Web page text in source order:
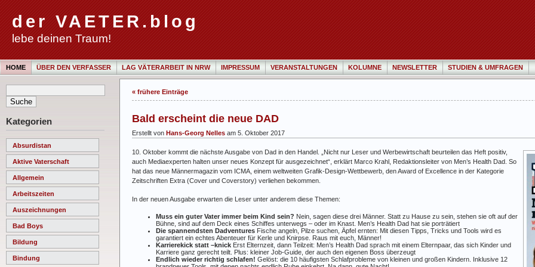
der VAETER.blog
lebe deinen Traum!
HOME ÜBER DEN VERFASSER LAG VÄTERARBEIT IN NRW IMPRESSUM VERANSTALTUNGEN KOLUMNE NEWSLETTER STUDIEN & UMFRAGEN
Kategorien
Absurdistan
Aktive Vaterschaft
Allgemein
Arbeitszeiten
Auszeichnungen
Bad Boys
Bildung
Bindung
« frühere Einträge
Bald erscheint die neue DAD
Erstellt von Hans-Georg Nelles am 5. Oktober 2017
10. Oktober kommt die nächste Ausgabe von Dad in den Handel. „Nicht nur Leser und Werbewirtschaft beurteilen das Heft positiv,
auch Mediaexperten halten unser neues Konzept für ausgezeichnet“, erklärt Marco Krahl, Redaktionsleiter von Men’s Health Dad. So
hat das neue Männermagazin vom ICMA, einem weltweiten Grafik-Design-Wettbewerb, den Award of Excellence in der Kategorie
Zeitschriften Extra (Cover und Coverstory) verliehen bekommen.
In der neuen Ausgabe erwarten die Leser unter anderem diese Themen:
Muss ein guter Vater immer beim Kind sein? Nein, sagen diese drei Männer. Statt zu Hause zu sein, stehen sie oft auf der
Bühne, sind auf dem Deck eines Schiffes unterwegs – oder im Knast. Men’s Health Dad hat sie porträtiert
Die spannendsten Dadventures Fische angeln, Pilze suchen, Äpfel ernten: Mit diesen Tipps, Tricks und Tools wird es
garantiert ein echtes Abenteuer für Kerle und Knirpse. Raus mit euch, Männer!
Karrierekick statt –knick Erst Elternzeit, dann Teilzeit: Men’s Health Dad sprach mit einem Elternpaar, das sich Kinder und
Karriere ganz gerecht teilt. Plus: kleiner Job-Guide, der auch den eigenen Boss überzeugt
Endlich wieder richtig schlafen! Gelöst: die 10 häufigsten Schlafprobleme von kleinen und großen Kindern. Inklusive 12